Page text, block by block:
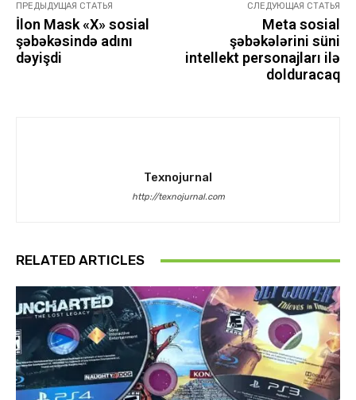
ПРЕДЫДУЩАЯ СТАТЬЯ
İlon Mask «X» sosial
şəbəkəsində adını
dəyişdi
СЛЕДУЮЩАЯ СТАТЬЯ
Meta sosial
şəbəkələrini süni
intellekt personajları ilə
dolduracaq
Texnojurnal
http://texnojurnal.com
RELATED ARTICLES